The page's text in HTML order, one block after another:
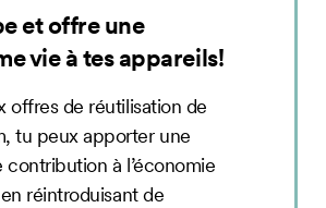
et offre une
vie à tes appareils!
offres de réutilisation de
tu peux apporter une
contribution à l’économie
réintroduisant de